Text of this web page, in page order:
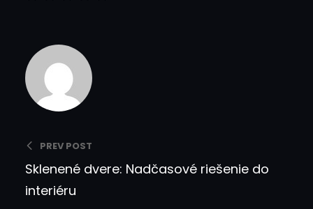
PREV POST
Sklenené dvere: Nadčasové riešenie do
interiéru